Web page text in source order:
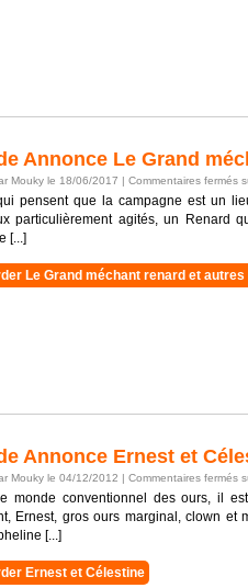
Annonce Le Grand
Mouky le 18/06/2017 | Commentaires fermés
pensent que la campagne est un
particulièrement agités, un Renard
[...]
Le Grand méchant renard et autres
Annonce Ernest et
Mouky le 04/12/2012 | Commentaires fermés
monde conventionnel des ours, il
Ernest, gros ours marginal, clown
[...]
Ernest et Célestine